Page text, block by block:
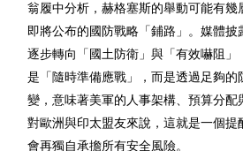
翁履中分析，赫格塞斯的舉動可能有
即將公布的國防戰略「鋪路」。媒體
逐步轉向「國土防衛」與「有效嚇阻
是「隨時準備應戰」，而是透過足夠
變，意味著美軍的人事架構、預算分
對歐洲與印太盟友來說，這就是一個
會再獨自承擔所有安全風險。